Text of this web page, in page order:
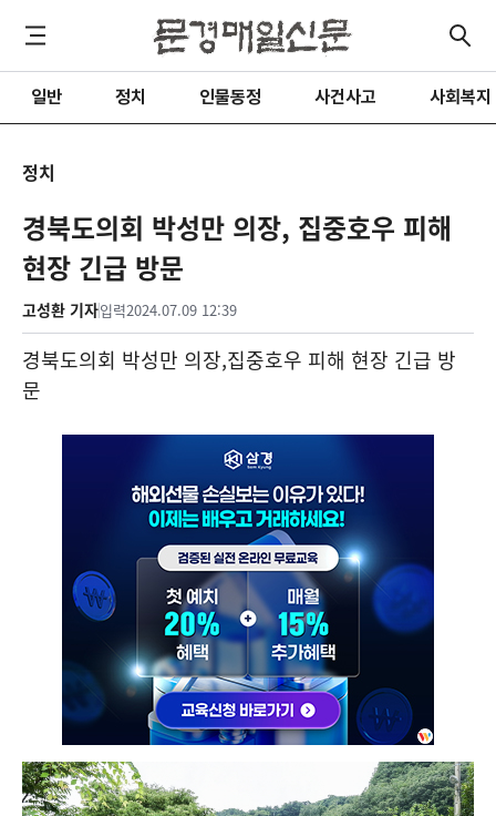
일반 정치 인물동정 사건사고 사회복지
정치
경북도의회 박성만 의장, 집중호우 피해
현장 긴급 방문
고성환 기자입력2024.07.09 12:39
경북도의회 박성만 의장,집중호우 피해 현장 긴급 방
문